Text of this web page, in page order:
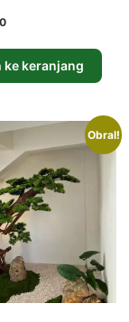
Harga
adalah:
ke keranjang
Obral!